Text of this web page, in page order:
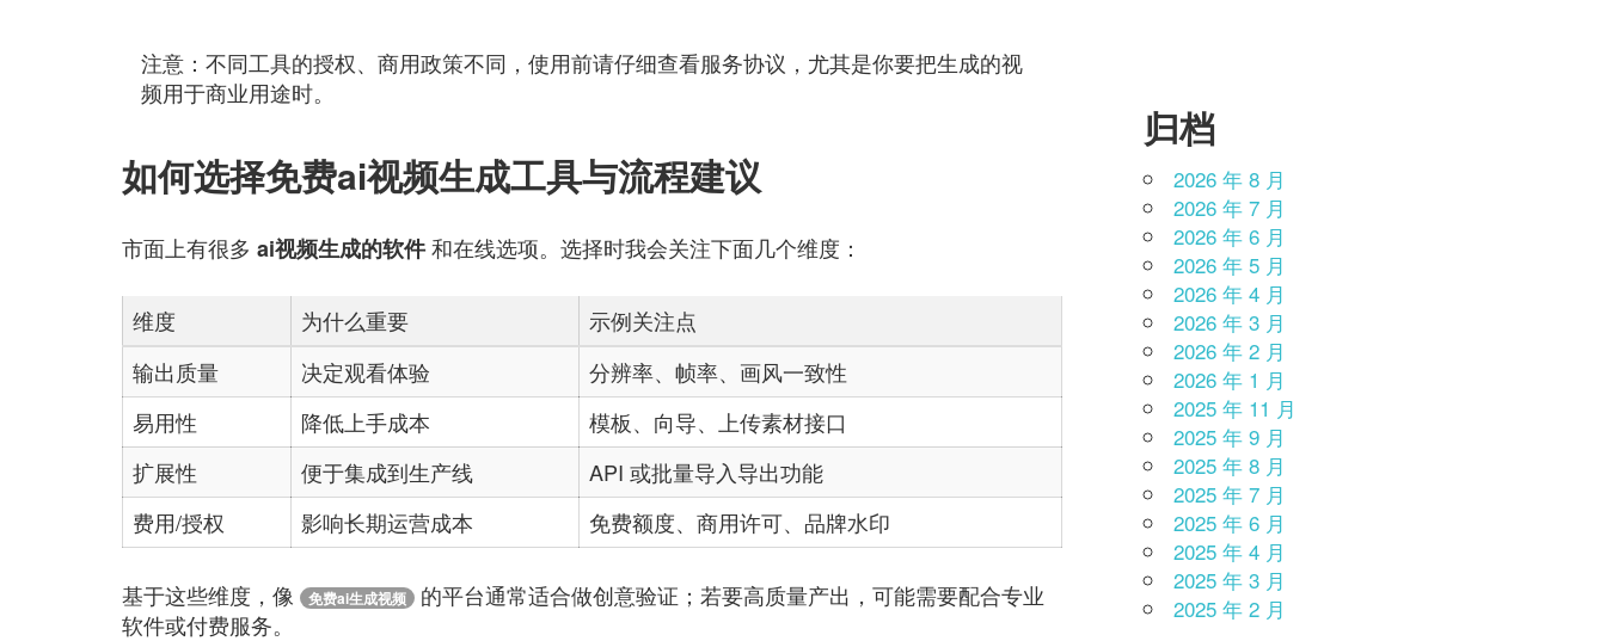
注意：不同工具的授权、商用政策不同，使用前请仔细查看服务协议，尤其是你要把生成的视
频用于商业用途时。
如何选择免费ai视频生成工具与流程建议
市面上有很多 ai视频生成的软件和在线选项。选择时我会关注下面几个维度：
维度 为什么重要
示例关注点
输出质量
决定观看体验
分辨率、帧率、画风一致性
易用性
降低上手成本
模板、向导、上传素材接口
扩展性
便于集成到生产线
API 或批量导入导出功能
费用/授权
影响长期运营成本 免费额度、商用许可、品牌水印
基于这些维度，像 免费ai生成视频
的平台通常适合做创意验证；若要高质量产出，可能需要配合专业
软件或付费服务。
归档
2026 年 8 月
2026 年 7 月
2026 年 6 月
2026 年 5 月
2026 年 4 月
2026 年 3 月
2026 年 2 月
2026 年 1 月
2025 年 11 月
2025 年 9 月
2025 年 8 月
2025 年 7 月
2025 年 6 月
2025 年 4 月
2025 年 3 月
2025 年 2 月